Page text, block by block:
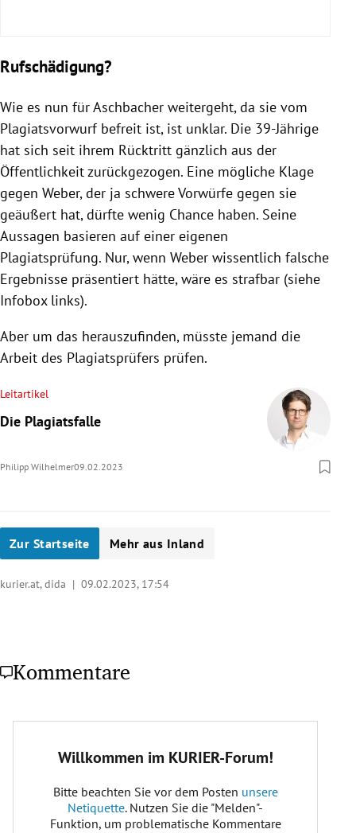
Rufschädigung?
Wie es nun für Aschbacher weitergeht, da sie vom
Plagiatsvorwurf befreit ist, ist unklar. Die 39-Jährige
hat sich seit ihrem Rücktritt gänzlich aus der
Öffentlichkeit zurückgezogen. Eine mögliche Klage
gegen Weber, der ja schwere Vorwürfe gegen sie
geäußert hat, dürfte wenig Chance haben. Seine
Aussagen basieren auf einer eigenen
Plagiatsprüfung. Nur, wenn Weber wissentlich falsche
Ergebnisse präsentiert hätte, wäre es strafbar (siehe
Infobox links).
Aber um das herauszufinden, müsste jemand die
Arbeit des Plagiatsprüfers prüfen.
Leitartikel
Die Plagiatsfalle
Philipp Wilhelmer09.02.2023
Zur Startseite Mehr aus Inland
kurier.at, dida | 09.02.2023, 17:54
Kommentare